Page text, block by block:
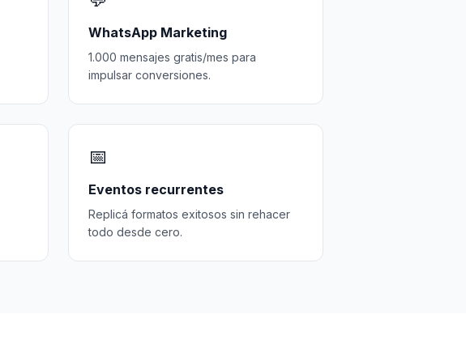
WhatsApp Marketing
1.000 mensajes gratis/mes para
impulsar conversiones.
📅
Eventos recurrentes
Replicá formatos exitosos sin rehacer
todo desde cero.